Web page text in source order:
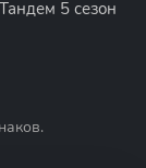
Тандем 5 сезон